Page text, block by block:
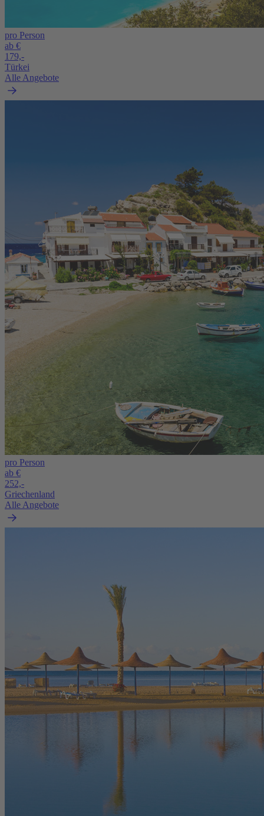
pro Person
ab €
179,-
Türkei
Alle Angebote
pro Person
ab €
252,-
Griechenland
Alle Angebote